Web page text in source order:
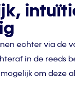
echter via de
in de reeds
om deze